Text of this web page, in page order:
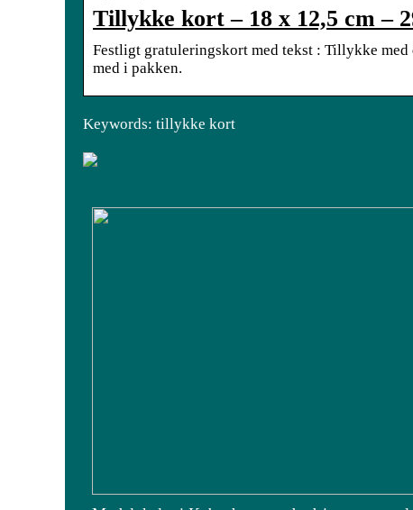
Tillykke kort – 18 x 12,5 cm –
Festligt gratuleringskort med tekst : Tillykke
med i pakken.
Keywords: tillykke kort